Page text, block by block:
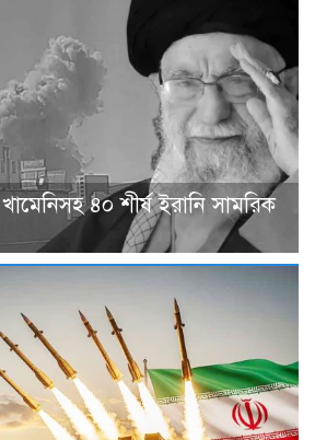
৪০ শীর্ষ ইরানি সামরিক